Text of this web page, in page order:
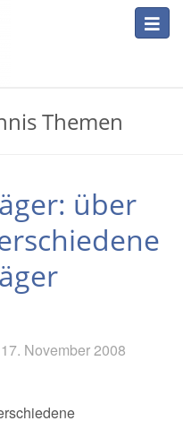
Themen
über
November 2008